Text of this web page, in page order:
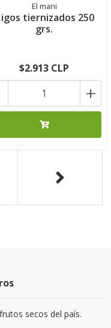
El mani
tiernizados 250
grs.
$2.913 CLP
+
secos del país.